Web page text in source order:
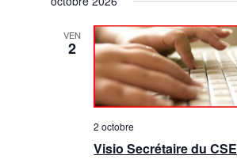
VEN
2
2 octobre
Visio Secrétaire du CSE